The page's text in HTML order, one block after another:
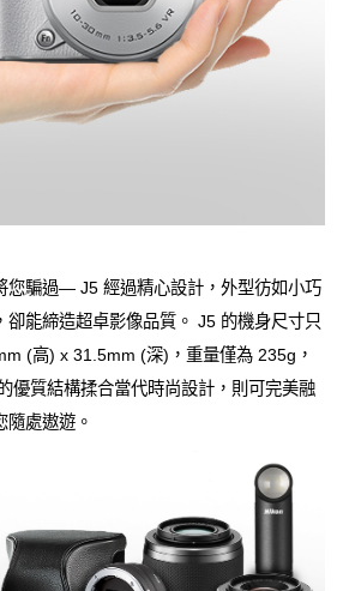
您騙過— J5 經過精心設計，外型彷如小巧
卻能締造超卓影像品質。 J5 的機身尺寸只
(高) x 31.5mm (深)，重量僅為 235g，
優質結構揉合當代時尚設計，則可完美融
隨處遨遊。